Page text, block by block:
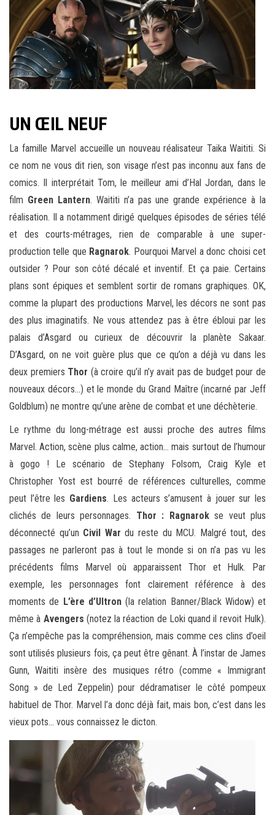
UN ŒIL NEUF
La famille Marvel accueille un nouveau réalisateur Taika Waititi. Si
ce nom ne vous dit rien, son visage n’est pas inconnu aux fans de
comics. Il interprétait Tom, le meilleur ami d’Hal Jordan, dans le
film Green Lantern. Waititi n’a pas une grande expérience à la
réalisation. Il a notamment dirigé quelques épisodes de séries télé
et des courts-métrages, rien de comparable à une super-
production telle que Ragnarok. Pourquoi Marvel a donc choisi cet
outsider ? Pour son côté décalé et inventif. Et ça paie. Certains
plans sont épiques et semblent sortir de romans graphiques. OK,
comme la plupart des productions Marvel, les décors ne sont pas
des plus imaginatifs. Ne vous attendez pas à être ébloui par les
palais d’Asgard ou curieux de découvrir la planète Sakaar.
D’Asgard, on ne voit guère plus que ce qu’on a déjà vu dans les
deux premiers Thor (à croire qu’il n’y avait pas de budget pour de
nouveaux décors…) et le monde du Grand Maître (incarné par Jeff
Goldblum) ne montre qu’une arène de combat et une déchèterie.
Le rythme du long-métrage est aussi proche des autres films
Marvel. Action, scène plus calme, action… mais surtout de l’humour
à gogo ! Le scénario de Stephany Folsom, Craig Kyle et
Christopher Yost est bourré de références culturelles, comme
peut l’être les Gardiens. Les acteurs s’amusent à jouer sur les
clichés de leurs personnages. Thor : Ragnarokse veut plus
déconnecté qu’un Civil War du reste du MCU. Malgré tout, des
passages ne parleront pas à tout le monde si on n’a pas vu les
précédents films Marvel où apparaissent Thor et Hulk. Par
exemple, les personnages font clairement référence à des
moments de L’ère d’Ultron(la relation Banner/Black Widow) et
même à Avengers (notez la réaction de Loki quand il revoit Hulk).
Ça n’empêche pas la compréhension, mais comme ces clins d’oeil
sont utilisés plusieurs fois, ça peut être gênant. À l’instar de James
Gunn, Waititi insère des musiques rétro (comme « Immigrant
Song » de Led Zeppelin) pour dédramatiser le côté pompeux
habituel de Thor. Marvel l’a donc déjà fait, mais bon, c’est dans les
vieux pots… vous connaissez le dicton.